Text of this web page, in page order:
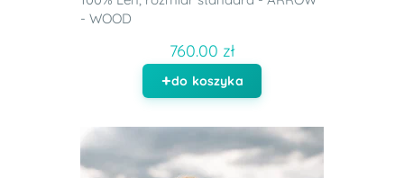
- WOOD
760.00 zł
do koszyka